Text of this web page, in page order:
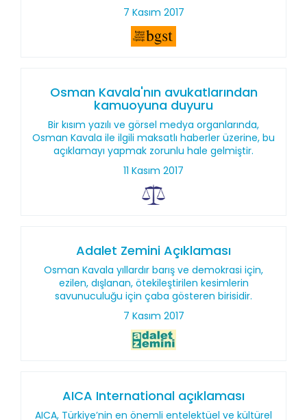
7 Kasım 2017
Osman Kavala'nın avukatlarından
kamuoyuna duyuru
Bir kısım yazılı ve görsel medya organlarında,
Osman Kavala ile ilgili maksatlı haberler üzerine, bu
açıklamayı yapmak zorunlu hale gelmiştir.
11 Kasım 2017
Adalet Zemini Açıklaması
Osman Kavala yıllardır barış ve demokrasi için,
ezilen, dışlanan, ötekileştirilen kesimlerin
savunuculuğu için çaba gösteren birisidir.
7 Kasım 2017
AICA International açıklaması
AICA, Türkiye’nin en önemli entelektüel ve kültürel